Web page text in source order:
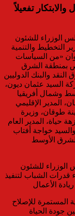
والابتكار تفعيلاً
الوزراء للشئون
التخطيط والتنمية
«من السياسات
بمنطقة الشرق
والبنك الدوليين
السيد عثمان ديون،
وشمال أفريقيا
المدير الإقليمي
طوقان، وزيرة
حياة، المدير العام
خواجة أفتاب
الأوسط
للشئون
قدرات الشباب لتنفيذ
الأعمال
المستمرة للإصلاح
جودة الحياة